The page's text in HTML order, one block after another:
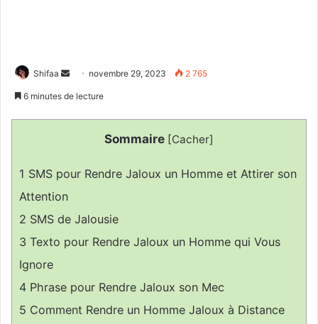
Shifaa
Envoyernovembre 29, 2023 2 765
6 minutes de lecture
Sommaire [Cacher]
1 SMS pour Rendre Jaloux un Homme et Attirer son
Attention
2 SMS de Jalousie
3 Texto pour Rendre Jaloux un Homme qui Vous
Ignore
4 Phrase pour Rendre Jaloux son Mec
5 Comment Rendre un Homme Jaloux à Distance